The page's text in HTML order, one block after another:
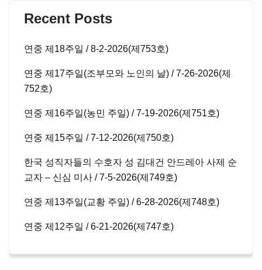
Recent Posts
연중 제18주일 / 8-2-2026(제753호)
연중 제17주일(조부모와 노인의 날) / 7-26-2026(제
752호)
연중 제16주일(농민 주일) / 7-19-2026(제751호)
연중 제15주일 / 7-12-2026(제750호)
한국 성직자들의 수호자 성 김대건 안드레아 사제 순
교자 – 신심 미사 / 7-5-2026(제749호)
연중 제13주일(교황 주일) / 6-28-2026(제748호)
연중 제12주일 / 6-21-2026(제747호)